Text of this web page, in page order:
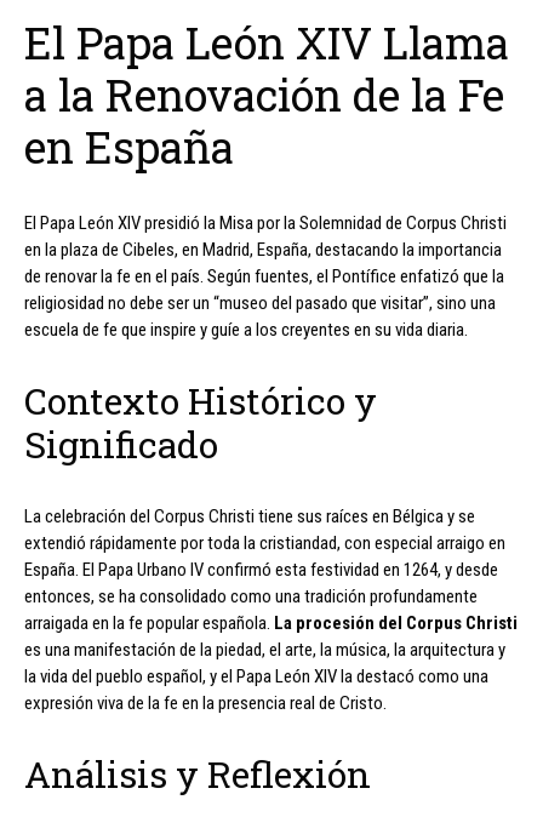
El Papa León XIV Llama
a la Renovación de la Fe
en España
El Papa León XIV presidió la Misa por la Solemnidad de Corpus Christi
en la plaza de Cibeles, en Madrid, España, destacando la importancia
de renovar la fe en el país. Según fuentes, el Pontífice enfatizó que la
religiosidad no debe ser un “museo del pasado que visitar”, sino una
escuela de fe que inspire y guíe a los creyentes en su vida diaria.
Contexto Histórico y
Significado
La celebración del Corpus Christi tiene sus raíces en Bélgica y se
extendió rápidamente por toda la cristiandad, con especial arraigo en
España. El Papa Urbano IV confirmó esta festividad en 1264, y desde
entonces, se ha consolidado como una tradición profundamente
arraigada en la fe popular española. La procesión del Corpus Christi
es una manifestación de la piedad, el arte, la música, la arquitectura y
la vida del pueblo español, y el Papa León XIV la destacó como una
expresión viva de la fe en la presencia real de Cristo.
Análisis y Reflexión